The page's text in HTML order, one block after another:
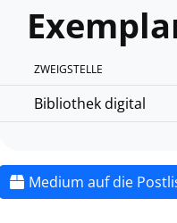
ZWEIGSTELLE
Bibliothek digital
Medium auf die